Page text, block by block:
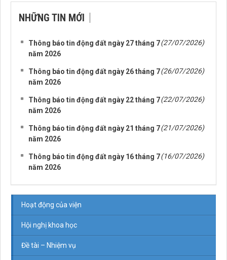
NHỮNG TIN MỚI
Thông báo tin động đất ngày 27 tháng 7
năm 2026
(27/07/2026)
Thông báo tin động đất ngày 26 tháng 7
năm 2026
(26/07/2026)
Thông báo tin động đất ngày 22 tháng 7
năm 2026
(22/07/2026)
Thông báo tin động đất ngày 21 tháng 7
năm 2026
(21/07/2026)
Thông báo tin động đất ngày 16 tháng 7
năm 2026
(16/07/2026)
Hoạt động của viện
Hội nghị khoa học
Đề tài – Nhiệm vụ